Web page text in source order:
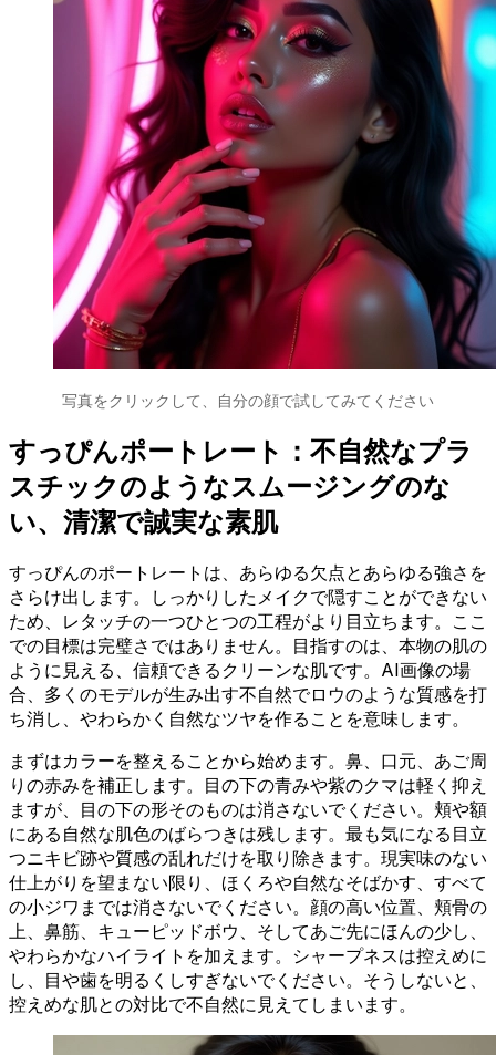
写真をクリックして、自分の顔で試してみてください
すっぴんポートレート：不自然なプラ
スチックのようなスムージングのな
い、清潔で誠実な素肌
すっぴんのポートレートは、あらゆる欠点とあらゆる強さを
さらけ出します。しっかりしたメイクで隠すことができない
ため、レタッチの一つひとつの工程がより目立ちます。ここ
での目標は完璧さではありません。目指すのは、本物の肌の
ように見える、信頼できるクリーンな肌です。AI画像の場
合、多くのモデルが生み出す不自然でロウのような質感を打
ち消し、やわらかく自然なツヤを作ることを意味します。
まずはカラーを整えることから始めます。鼻、口元、あご周
りの赤みを補正します。目の下の青みや紫のクマは軽く抑え
ますが、目の下の形そのものは消さないでください。頬や額
にある自然な肌色のばらつきは残します。最も気になる目立
つニキビ跡や質感の乱れだけを取り除きます。現実味のない
仕上がりを望まない限り、ほくろや自然なそばかす、すべて
の小ジワまでは消さないでください。顔の高い位置、頬骨の
上、鼻筋、キューピッドボウ、そしてあご先にほんの少し、
やわらかなハイライトを加えます。シャープネスは控えめに
し、目や歯を明るくしすぎないでください。そうしないと、
控えめな肌との対比で不自然に見えてしまいます。